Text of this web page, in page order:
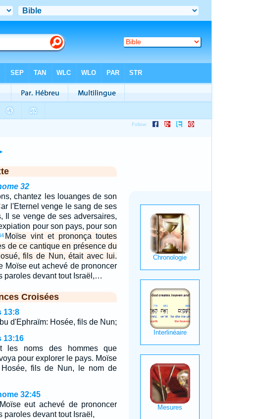
32
chantez les louanges de son
l'Eternel venge le sang de ses
Il se venge de ses adversaires,
pour son pays, pour son
Moïse vint et prononça toutes
de ce cantique en présence du
fils de Nun, était avec lui.
Moïse eut achevé de prononcer
paroles devant tout Israël,…
Croisées
13:8
d'Ephraïm: Hosée, fils de Nun;
13:16
les noms des hommes que
pour explorer le pays. Moïse
fils de Nun, le nom de
32:45
eut achevé de prononcer
paroles devant tout Israël,